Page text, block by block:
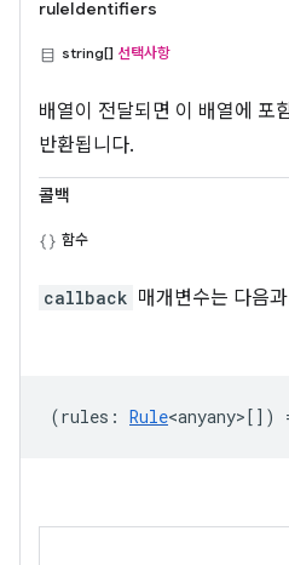
ruleIdentifiers
string[] 선택사항
배열이 전달되면 이 배열에 포
반환됩니다.
콜백
함수
callback 매개변수는 다음
(rules : Rule<anyany> [])